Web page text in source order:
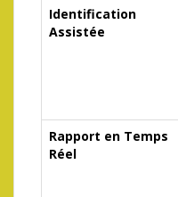
Identification
Assistée
Rapport en Temps
Réel